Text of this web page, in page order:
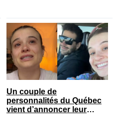
Un couple de
personnalités du Québec
vient d’annoncer leur